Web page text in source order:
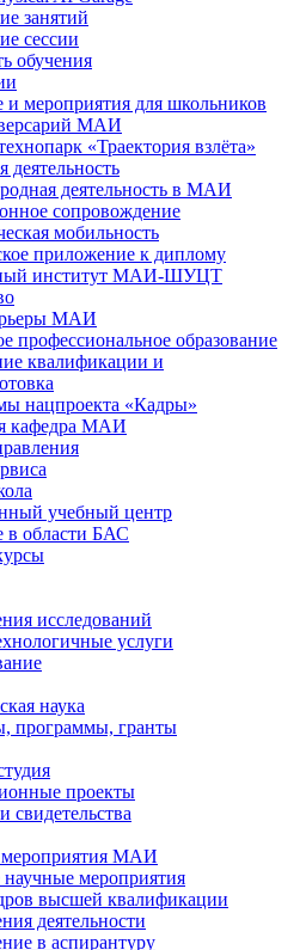
занятий
сессии
обучения
и мероприятия для школьников
МАИ
«Траектория взлёта»
деятельность в МАИ
сопровождение
мобильность
приложение к диплому
институт МАИ-ШУЦТ
МАИ
профессиональное образование
квалификации и
нацпроекта «Кадры»
кафедра МАИ
учебный центр
в области БАС
исследований
услуги
наука
программы, гранты
проекты
свидетельства
МАИ
мероприятия
высшей квалификации
деятельности
в аспирантуру